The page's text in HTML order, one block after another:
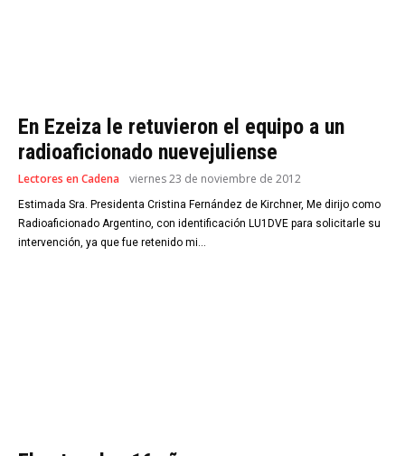
En Ezeiza le retuvieron el equipo a un
radioaficionado nuevejuliense
Lectores en Cadena viernes 23 de noviembre de 2012
Estimada Sra. Presidenta Cristina Fernández de Kirchner, Me dirijo como
Radioaficionado Argentino, con identificación LU1DVE para solicitarle su
intervención, ya que fue retenido mi...